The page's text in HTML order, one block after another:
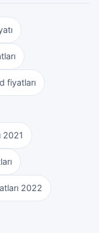
fiyatları
2021
2022